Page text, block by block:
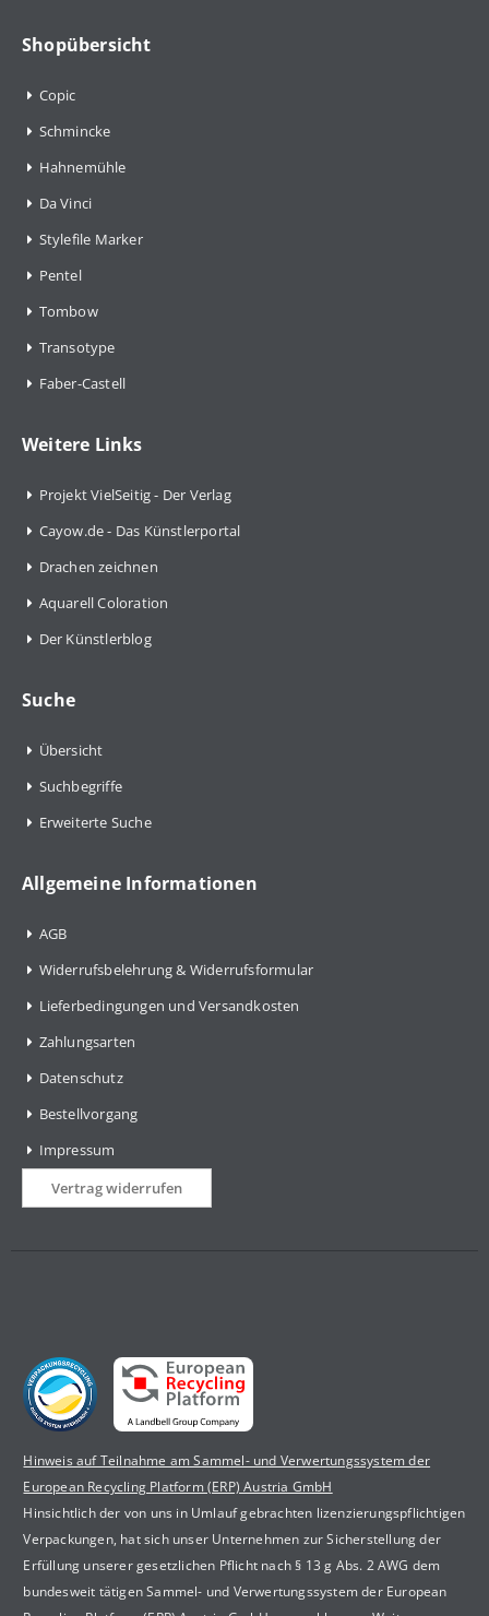
Shopübersicht
Copic
Schmincke
Hahnemühle
Da Vinci
Stylefile Marker
Pentel
Tombow
Transotype
Faber-Castell
Weitere Links
Projekt VielSeitig - Der Verlag
Cayow.de - Das Künstlerportal
Drachen zeichnen
Aquarell Coloration
Der Künstlerblog
Suche
Übersicht
Suchbegriffe
Erweiterte Suche
Allgemeine Informationen
AGB
Widerrufsbelehrung & Widerrufsformular
Lieferbedingungen und Versandkosten
Zahlungsarten
Datenschutz
Bestellvorgang
Impressum
Vertrag widerrufen
Hinweis auf Teilnahme am Sammel- und Verwertungssystem der
European Recycling Platform (ERP) Austria GmbH
Hinsichtlich der von uns in Umlauf gebrachten lizenzierungspflichtigen
Verpackungen, hat sich unser Unternehmen zur Sicherstellung der
Erfüllung unserer gesetzlichen Pflicht nach § 13 g Abs. 2 AWG dem
bundesweit tätigen Sammel- und Verwertungssystem der European